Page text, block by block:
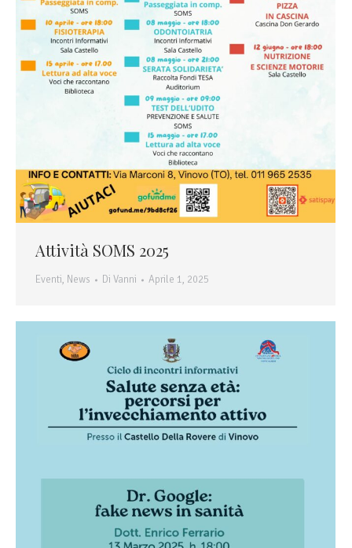
Attività SOMS 2025
Eventi, News Di Vanni Aprile 1, 2025